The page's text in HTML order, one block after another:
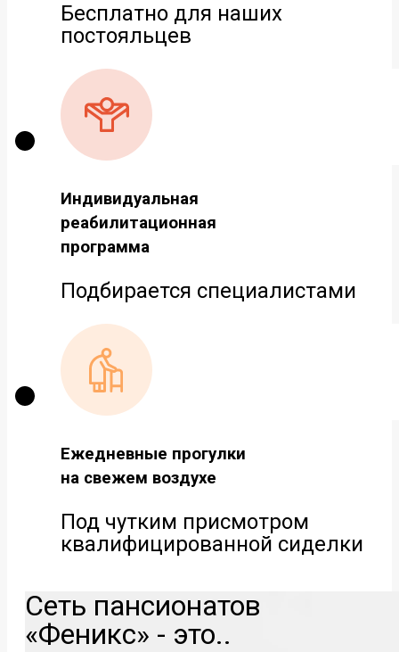
Бесплатно для наших
постояльцев
Индивидуальная
реабилитационная
программа
Подбирается специалистами
Ежедневные прогулки
на свежем воздухе
Под чутким присмотром
квалифицированной сиделки
Сеть пансионатов
«Феникс» - это..